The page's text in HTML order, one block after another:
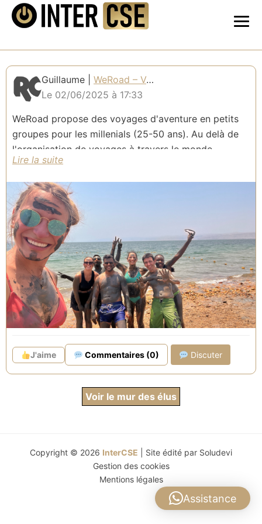
Guillaume | WeRoad – Voyages d'aventure en petits groupes
Le 02/06/2025 à 17:33
WeRoad propose des voyages d'aventure en petits
groupes pour les millenials (25-50 ans). Au delà de
l'organisation de voyages à travers le monde,
WeRoad propose aux entreprises des réductions
pour les CSE, des d'évènements pour les entreprises
ainsi que l'organisation de voyages pour les CSE.
Nous sommes à votre disposition pour mettre en
place ces avantages, gratuits pour vos équipes !
J'aime Commentaires (0) Discuter
Voir le mur des élus
Copyright © 2026 InterCSE | Site édité par Soludevi
Gestion des cookies
Mentions légales
Assistance